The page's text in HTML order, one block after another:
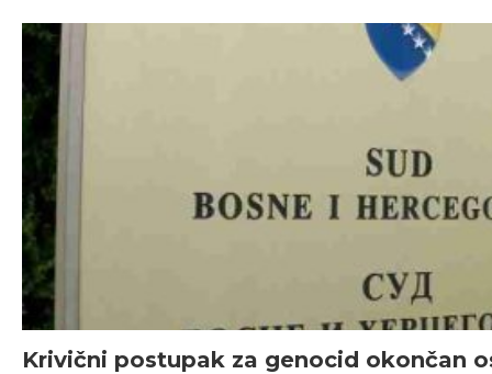
Krivični postupak za genocid okončan